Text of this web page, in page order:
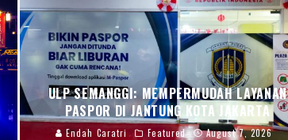
ULP SEMANGGI: MEMPERMUDAH LAYANAN
PASPOR DI JANTUNG KOTA JAKARTA
Endah Caratri Featured August 7, 2026